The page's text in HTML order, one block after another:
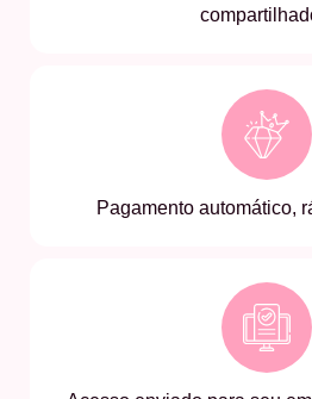
Pagamento automático,